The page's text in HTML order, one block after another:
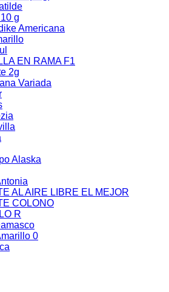
g
Americana
EN RAMA F1
2g
Variada
Alaska
AL AIRE LIBRE EL MEJOR
COLONO
R
0